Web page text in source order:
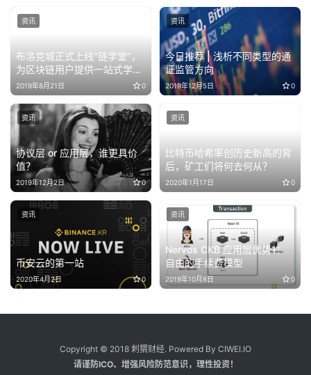
布洛克城正式上线“链学堂”，
为区块链用户提供一站式学习
平台
2019年8月21日 0
资讯
今日推荐 | 浅析不同类型的通
证监管方向
2019年12月5日 0
资讯
协议层 or 应用层，谁更具价
值？
2019年12月2日 0
资讯
比特币哈希率创历史新高的背
后，矿工们将何去何从？
2020年1月17日 0
资讯
币安云的第一站
2020年4月2日 0
资讯
Nervos CKB 应用层优势1：
自由的手续费模型
2019年10月8日 0
资讯
Copyright © 2018 刺猬财经. Powered By CIWEI.IO
请谨防ICO、增强风险防范意识，理性投资！